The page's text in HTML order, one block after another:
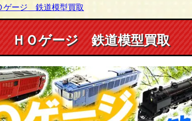
ゲージ 鉄道模型買取
ＨＯゲージ 鉄道模型買取